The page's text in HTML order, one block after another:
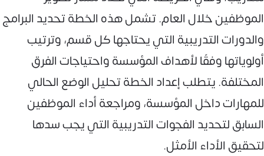
الموظفين خلال العام. تشمل هذه الخطة تحديد البرامج
والدورات التدريبية التي يحتاجها كل قسم، وترتيب
أولوياتها وفقًا لأهداف المؤسسة واحتياجات الفرق
المختلفة. يتطلب إعداد الخطة تحليل الوضع الحالي
للمهارات داخل المؤسسة، ومراجعة أداء الموظفين
السابق لتحديد الفجوات التدريبية التي يجب سدها
لتحقيق الأداء الأمثل.